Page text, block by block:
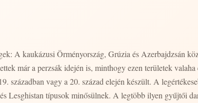
A kaukázusi Örményország, Grúzia és Azerbajdzsán
már a perzsák idején is, minthogy ezen területek
században vagy a 20. század elején készült. A
Lesghistan típusok minősülnek. A legtöbb ilyen gyűjtői